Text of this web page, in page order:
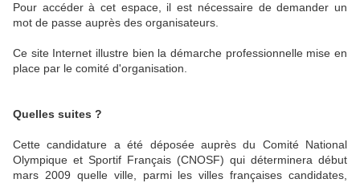
Pour accéder à cet espace, il est nécessaire de demander un
mot de passe auprès des organisateurs.
Ce site Internet illustre bien la démarche professionnelle mise en
place par le comité d'organisation.
Quelles suites ?
Cette candidature a été déposée auprès du Comité National
Olympique et Sportif Français (CNOSF) qui déterminera début
mars 2009 quelle ville, parmi les villes françaises candidates,